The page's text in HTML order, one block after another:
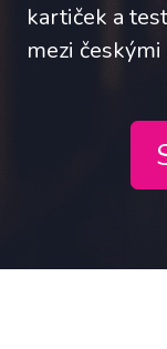
kartiček a
mezi